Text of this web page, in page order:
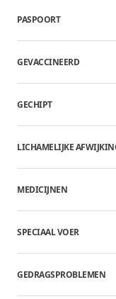
PASPOORT
GEVACCINEERD
GECHIPT
LICHAMELIJKE
MEDICIJNEN
SPECIAAL VOER
GEDRAGSPROBLEMEN